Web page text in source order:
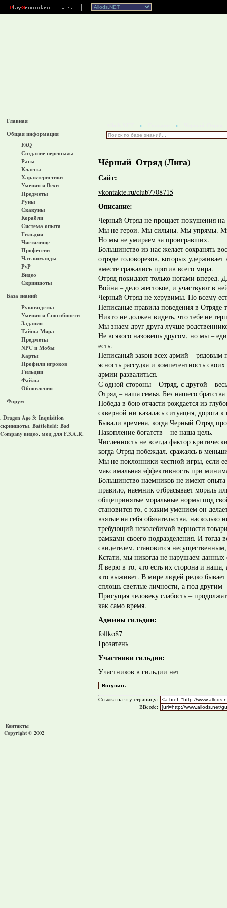
Главная
Общая информация
FAQ
Создание персонажа
Расы
Классы
Характеристики
Умения и Вехи
Предметы
Руны
Скакуны
Корабли
Система опыта
Гильдии
Чистилище
Профессии
Чат-команды
PvP
Видео
Скриншоты
База знаний
Руководства
Умения и Способности
Задания
Тайны Мира
Предметы
NPC и Мобы
Карты
Профили игроков
Гильдии
Файлы
Обновления
Форум
, Dragon Age 3: Inquisition
скриншоты, Battlefield: Bad
Company видео, мод для F.3.A.R.
> >
Чёрный_Отряд (Лига)
Сайт:
vkontakte.ru/club7708715
Описание:
Черный Отряд не прощает покушения на
Мы не герои. Мы сильны. Мы упрямы. Мы
Но мы не умираем за проигравших.
Большинство из нас желает сохранять
отряде головорезов, которых
вместе сражались против всего мира.
Отряд покидают только ногами вперед.
Война – дело жестокое, и участвуют в
Черный Отряд не херувимы. Но всему
Неписаные правила поведения в Отряде
Никто не должен видеть, что тебе не
Мы знаем друг друга лучше
Не всякого назовешь другом, но мы –
есть.
Неписаный закон всех армий – рядовым
ясность рассудка и компетентность
армии развалиться.
С одной стороны – Отряд, с другой –
Отряд – наша семья. Без нашего
Победа в бою отчасти рождается из
скверной ни казалась ситуация, дорога к
Бывали времена, когда Черный Отряд
Накопление богатств – не наша цель.
Численность не всегда фактор
когда Отряд побеждал, сражаясь в
Мы не поклонники честной игры, если
максимальная эффективность при
Большинство наемников не имеют
правило, наемник отбрасывает мораль
общепринятые моральные нормы под
становится то, с каким умением он
взятые на себя обязательства,
требующий неколебимой верности
рамкамн своего подразделения. И тогда
свидетелем, становится
Кстати, мы никогда не нарушаем
Я верю в то, что есть их сторона и наша,
кто выживет. В мире людей редко
сплошь светлые личности, а под другим
Присущая человеку слабость –
как само время.
Админы гильдии:
follko87
Грозатень_
Участники гильдии:
Участников в гильдии нет
Cсылка на эту страницу:
BBcode:
Контакты
Copyright © 2002